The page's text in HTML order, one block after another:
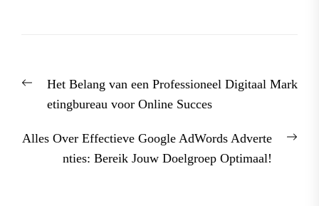
PreviousHet Belang van een Professioneel Digitaal Mark
etingbureau voor Online Succes
Alles Over Effectieve Google AdWords Adverte
nties: Bereik Jouw Doelgroep Optimaal!